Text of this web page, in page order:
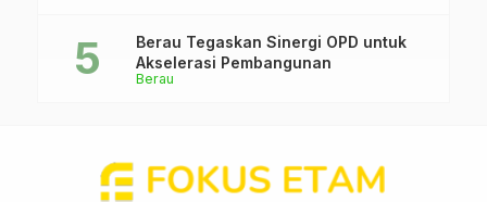
Berau
Berau Tegaskan Sinergi OPD untuk
Akselerasi Pembangunan